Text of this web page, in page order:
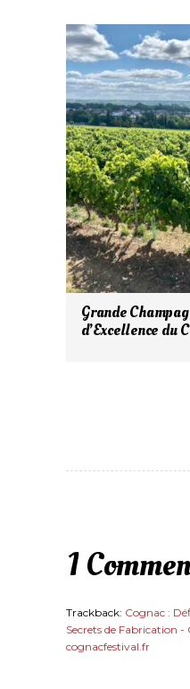
Grande
d’Excellence du
1
Trackback: Cognac :
Secrets de Fabrication -
cognacfestival.fr